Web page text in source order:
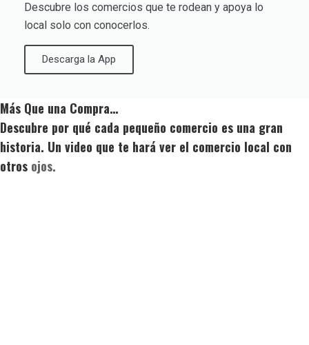
Descubre los comercios que te rodean y apoya lo
local solo con conocerlos.
Descarga la App
Más Que una Compra…
Descubre por qué cada pequeño comercio es una gran
historia. Un video que te hará ver el comercio local con
otros ojos.